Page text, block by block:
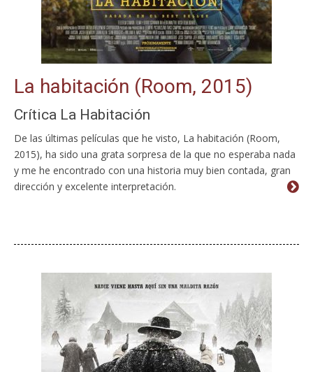
La habitación (Room, 2015)
Crítica La Habitación
De las últimas películas que he visto, La habitación (Room,
2015), ha sido una grata sorpresa de la que no esperaba nada
y me he encontrado con una historia muy bien contada, gran
dirección y excelente interpretación.